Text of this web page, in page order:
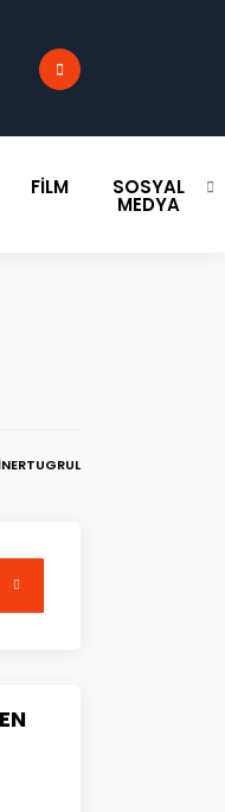
FILM SOSYAL
MEDYA